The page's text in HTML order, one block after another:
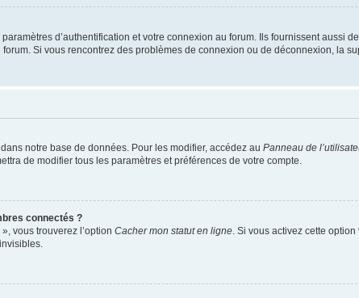
d’authentification et votre connexion au forum. Ils fournissent aussi
Si vous rencontrez des problèmes de connexion ou de déconnexion, la
notre base de données. Pour les modifier, accédez au Panneau de
de modifier tous les paramètres et préférences de votre compte.
connectés ?
vous trouverez l’option Cacher mon statut en ligne . Si vous activez cette